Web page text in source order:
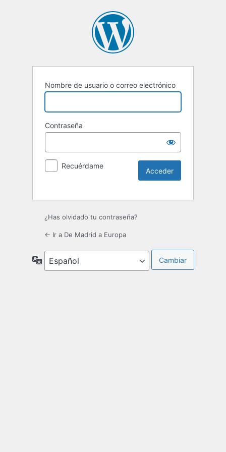
Nombre de usuario o correo electrónico
Contraseña
Recuérdame
¿Has olvidado tu contraseña?
← Ir a De Madrid a Europa
Idioma